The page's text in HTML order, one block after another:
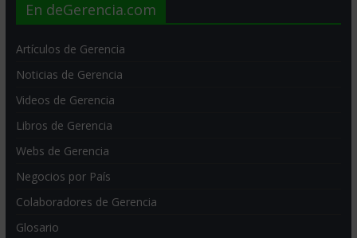
En deGerencia.com
Artículos de Gerencia
Noticias de Gerencia
Videos de Gerencia
Libros de Gerencia
Webs de Gerencia
Negocios por País
Colaboradores de Gerencia
Glosario